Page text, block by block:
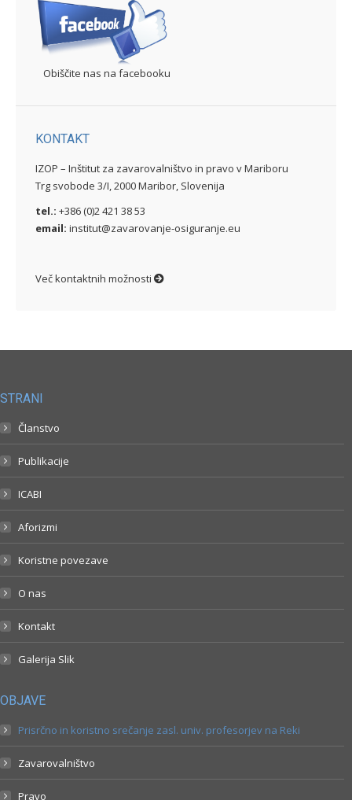
Obiščite nas na facebooku
KONTAKT
IZOP – Inštitut za zavarovalništvo in pravo v Mariboru
Trg svobode 3/I, 2000 Maribor, Slovenija
tel.: +386 (0)2 421 38 53
email: institut@zavarovanje-osiguranje.eu
Več kontaktnih možnosti
STRANI
Članstvo
Publikacije
ICABI
Aforizmi
Koristne povezave
O nas
Kontakt
Galerija Slik
OBJAVE
Prisrčno in koristno srečanje zasl. univ. profesorjev na Reki
Zavarovalništvo
Pravo